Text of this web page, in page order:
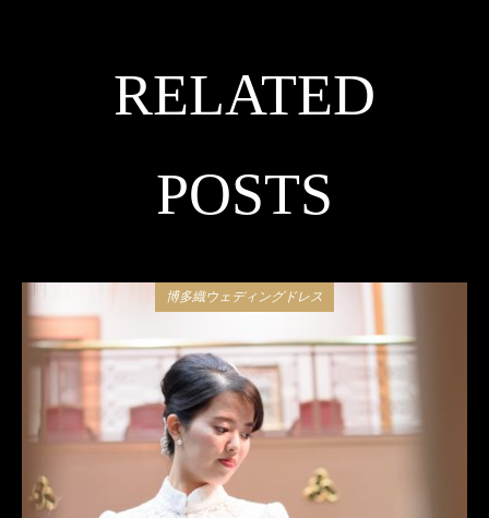
RELATED
POSTS
博多織ウェディングドレス